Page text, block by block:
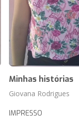
Minhas histórias
Giovana Rodrigues
IMPRESSO